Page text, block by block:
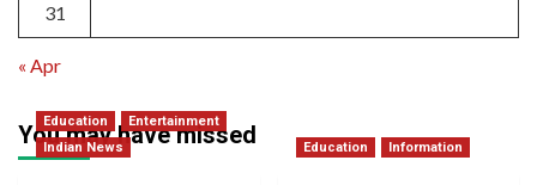
31
« Apr
You may have missed
Education
Entertainment
Indian News
Education Information